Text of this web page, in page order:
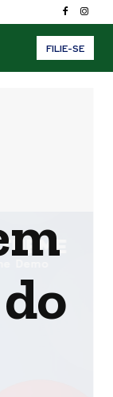
FILIE-SE